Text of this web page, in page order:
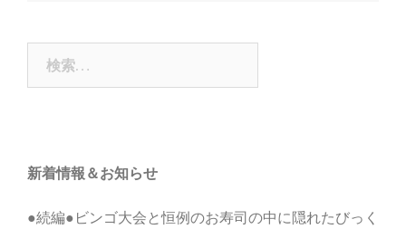
ゲ
ー
新着情報＆お知らせ
●続編●ビンゴ大会と恒例のお寿司の中に隠れたびっく